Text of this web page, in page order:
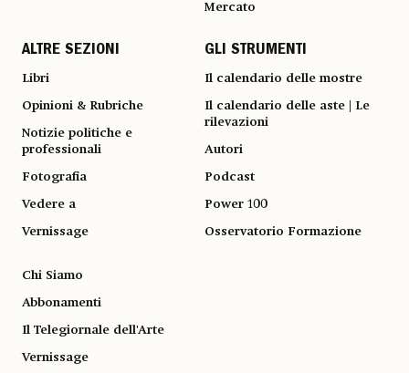
Mercato
ALTRE SEZIONI
Libri
Opinioni & Rubriche
Notizie politiche e
professionali
Fotografia
Vedere a
Vernissage
GLI STRUMENTI
Il calendario delle mostre
Il calendario delle aste | Le
rilevazioni
Autori
Podcast
Power 100
Osservatorio Formazione
Chi Siamo
Abbonamenti
Il Telegiornale dell'Arte
Vernissage